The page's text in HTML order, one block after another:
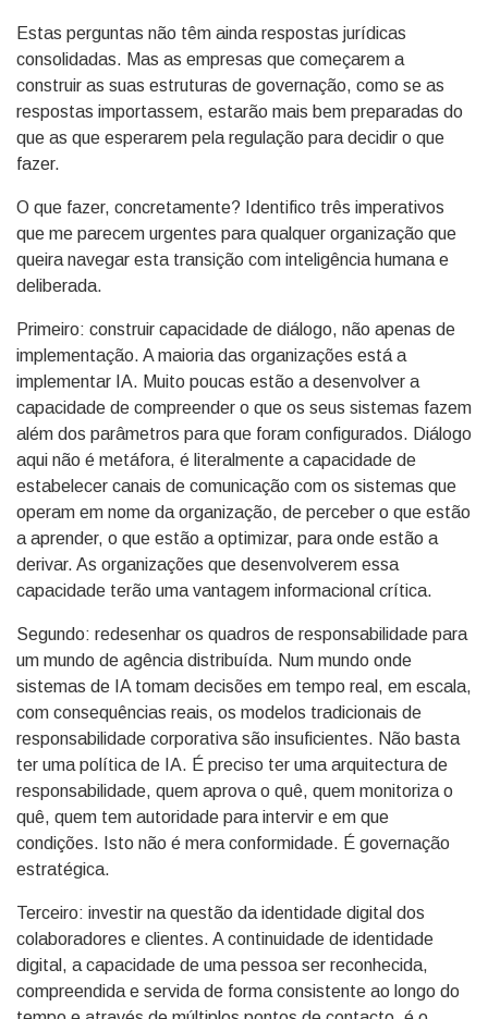
Estas perguntas não têm ainda respostas jurídicas
consolidadas. Mas as empresas que começarem a
construir as suas estruturas de governação, como se as
respostas importassem, estarão mais bem preparadas do
que as que esperarem pela regulação para decidir o que
fazer.
O que fazer, concretamente? Identifico três imperativos
que me parecem urgentes para qualquer organização que
queira navegar esta transição com inteligência humana e
deliberada.
Primeiro: construir capacidade de diálogo, não apenas de
implementação. A maioria das organizações está a
implementar IA. Muito poucas estão a desenvolver a
capacidade de compreender o que os seus sistemas fazem
além dos parâmetros para que foram configurados. Diálogo
aqui não é metáfora, é literalmente a capacidade de
estabelecer canais de comunicação com os sistemas que
operam em nome da organização, de perceber o que estão
a aprender, o que estão a optimizar, para onde estão a
derivar. As organizações que desenvolverem essa
capacidade terão uma vantagem informacional crítica.
Segundo: redesenhar os quadros de responsabilidade para
um mundo de agência distribuída. Num mundo onde
sistemas de IA tomam decisões em tempo real, em escala,
com consequências reais, os modelos tradicionais de
responsabilidade corporativa são insuficientes. Não basta
ter uma política de IA. É preciso ter uma arquitectura de
responsabilidade, quem aprova o quê, quem monitoriza o
quê, quem tem autoridade para intervir e em que
condições. Isto não é mera conformidade. É governação
estratégica.
Terceiro: investir na questão da identidade digital dos
colaboradores e clientes. A continuidade de identidade
digital, a capacidade de uma pessoa ser reconhecida,
compreendida e servida de forma consistente ao longo do